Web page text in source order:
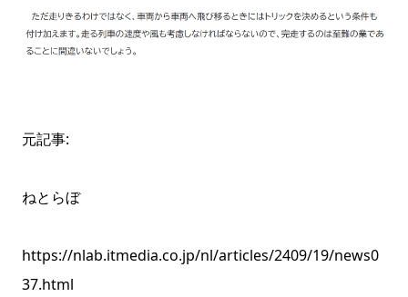
元記事:
ねとらぼ
https://nlab.itmedia.co.jp/nl/articles/2409/19/news0
37.html